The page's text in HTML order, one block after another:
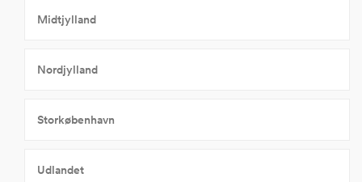
Midtjylland
Nordjylland
Storkøbenhavn
Udlandet